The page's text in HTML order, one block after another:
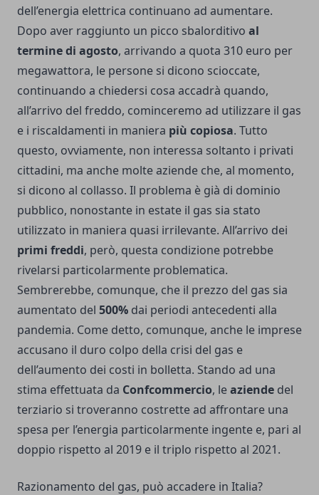
dell’energia elettrica continuano ad aumentare.
Dopo aver raggiunto un picco sbalorditivo al
termine di agosto, arrivando a quota 310 euro per
megawattora, le persone si dicono scioccate,
continuando a chiedersi cosa accadrà quando,
all’arrivo del freddo, cominceremo ad utilizzare il gas
e i riscaldamenti in maniera più copiosa. Tutto
questo, ovviamente, non interessa soltanto i privati
cittadini, ma anche molte aziende che, al momento,
si dicono al collasso. Il problema è già di dominio
pubblico, nonostante in estate il gas sia stato
utilizzato in maniera quasi irrilevante. All’arrivo dei
primi freddi, però, questa condizione potrebbe
rivelarsi particolarmente problematica.
Sembrerebbe, comunque, che il prezzo del gas sia
aumentato del 500% dai periodi antecedenti alla
pandemia. Come detto, comunque, anche le imprese
accusano il duro colpo della crisi del gas e
dell’aumento dei costi in bolletta. Stando ad una
stima effettuata da Confcommercio, leaziende del
terziario si troveranno costrette ad affrontare una
spesa per l’energia particolarmente ingente e, pari al
doppio rispetto al 2019 e il triplo rispetto al 2021.
Razionamento del gas, può accadere in Italia?